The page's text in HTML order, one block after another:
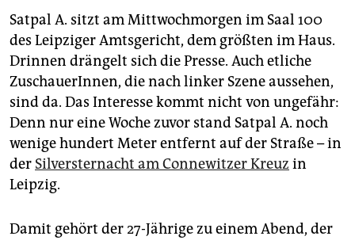
Satpal A. sitzt am Mittwochmorgen im Saal 100
des Leipziger Amtsgericht, dem größten im Haus.
Drinnen drängelt sich die Presse. Auch etliche
ZuschauerInnen, die nach linker Szene aussehen,
sind da. Das Interesse kommt nicht von ungefähr:
Denn nur eine Woche zuvor stand Satpal A. noch
wenige hundert Meter entfernt auf der Straße – in
der Silversternacht am Connewitzer Kreuz in
Leipzig.
Damit gehört der 27-Jährige zu einem Abend, der